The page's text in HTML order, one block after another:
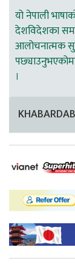
यो नेपाली
देशविदेशका
आलोचनात्मक
।